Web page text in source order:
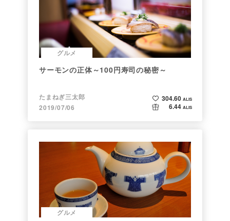
グルメ
サーモンの正体～100円寿司の秘密～
たまねぎ三太郎
2019/07/06
304.60 ALIS
6.44 ALIS
グルメ